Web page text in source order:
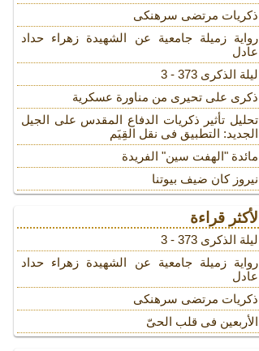
ذکریات مرتضى سرهنکی
روایة زمیلة جامعیة عن الشهیدة زهراء حداد
عادل
لیلة الذکرى 373 - 3
ذکری علی تحیری من مناورة عسکریة
تحلیل تأثیر ذکریات الدفاع المقدس على الجیل
الجدید: التطبیق فی نقل القِیَم
مائدة "الهفت سین" الفریدة
نیروز کان ضیف بیوتنا
الأكثر قراءة
لیلة الذکرى 373 - 3
روایة زمیلة جامعیة عن الشهیدة زهراء حداد
عادل
ذکریات مرتضى سرهنکی
الأربعین فی قلب الحیّ